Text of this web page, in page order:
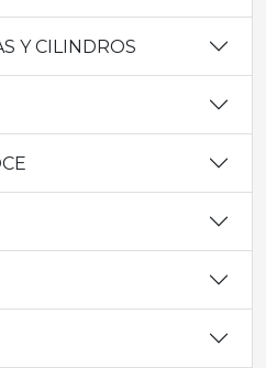
Y CILINDROS